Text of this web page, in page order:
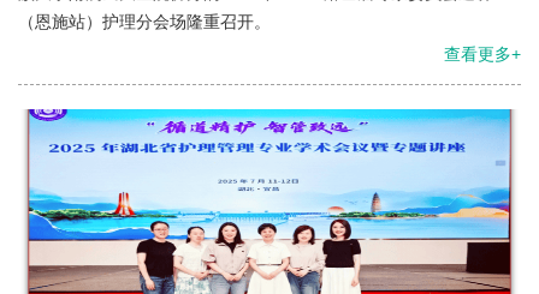
（恩施站）护理分会场隆重召开。
查看更多+